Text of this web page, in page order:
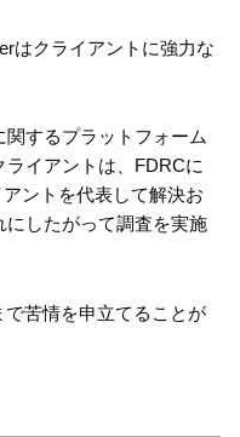
はクライアントに強力な
するプラットフォーム
イアントは、FDRCに
ントを代表して解決お
にしたがって調査を実施
苦情を申立てることが